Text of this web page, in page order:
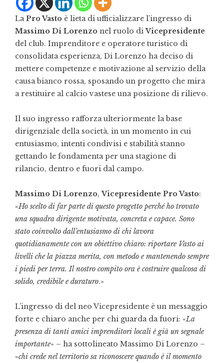
LaPro Vasto è lieta di ufficializzare l’ingresso di
Massimo Di Lorenzo nel ruolo diVicepresidente
del club. Imprenditore e operatore turistico di
consolidata esperienza, Di Lorenzo ha deciso di
mettere competenze e motivazione al servizio della
causa bianco rossa, sposando un progetto che mira
a restituire al calcio vastese una posizione di rilievo.
Il suo ingresso rafforza ulteriormente la base
dirigenziale della società, in un momento in cui
entusiasmo, intenti condivisi e stabilità stanno
gettando le fondamenta per una stagione di
rilancio, dentro e fuori dal campo.
Massimo Di Lorenzo,Vicepresidente Pro Vasto:
«Ho scelto di far parte di questo progetto perché ho trovato
una squadra dirigente motivata, concreta e capace. Sono
stato coinvolto dall’entusiasmo di chi lavora
quotidianamente con un obiettivo chiaro: riportare Vasto ai
livelli che la piazza merita, con metodo e mantenendo sempre
i piedi per terra. Il nostro compito ora è costruire qualcosa di
solido, credibile e duraturo.»
L’ingresso di del neo Vicepresidente è un messaggio
forte e chiaro anche per chi guarda da fuori: «La
presenza di tanti amici imprenditori locali è già un segnale
importante» – ha sottolineato Massimo Di Lorenzo –
«chi crede nel territorio sa riconoscere quando è il momento